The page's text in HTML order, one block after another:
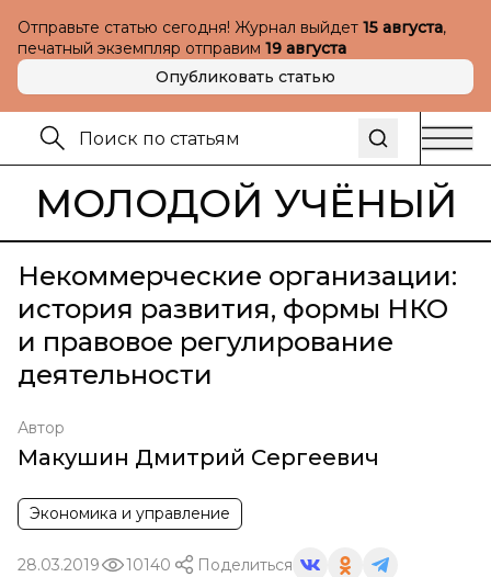
Отправьте статью сегодня! Журнал выйдет 15 августа,
печатный экземпляр отправим 19 августа
Опубликовать статью
МОЛОДОЙ УЧЁНЫЙ
Некоммерческие организации:
история развития, формы НКО
и правовое регулирование
деятельности
Автор
Макушин Дмитрий Сергеевич
Экономика и управление
28.03.2019 10140 Поделиться